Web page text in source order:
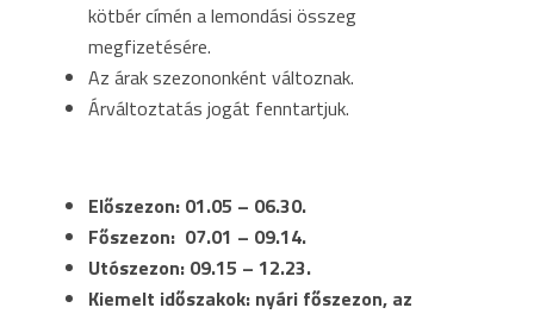
kötbér címén a lemondási összeg
megfizetésére.
Az árak szezononként változnak.
Árváltoztatás jogát fenntartjuk.
Előszezon: 01.05 – 06.30.
Főszezon: 07.01 – 09.14.
Utószezon: 09.15 – 12.23.
Kiemelt időszakok: nyári főszezon, az